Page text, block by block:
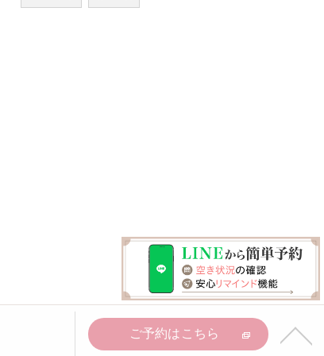
ご予約はこちら